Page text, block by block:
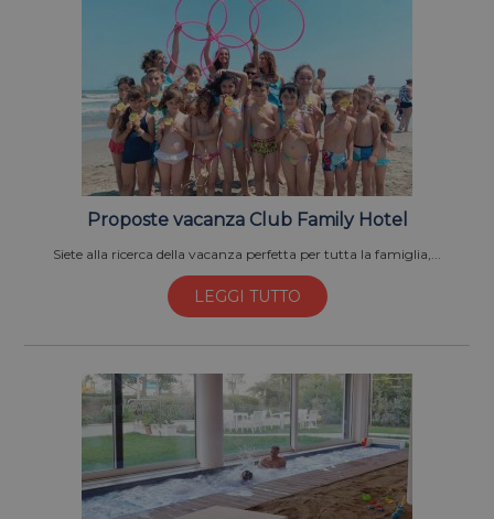
Proposte vacanza Club Family Hotel
Siete alla ricerca della vacanza perfetta per tutta la famiglia,...
LEGGI TUTTO